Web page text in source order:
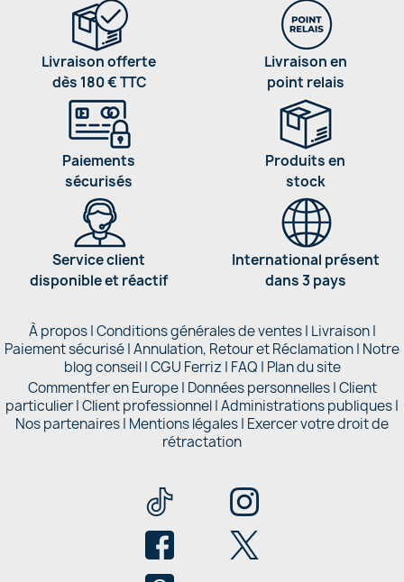
Livraison offerte
dès 180 € TTC
Livraison en
point relais
Paiements
sécurisés
Produits en
stock
Service client
disponible et réactif
International présent
dans 3 pays
À propos|Conditions générales de ventes| Livraison|
Paiement sécurisé|Annulation, Retour et Réclamation| Notre
blog conseil|CGU Ferriz | FAQ | Plan du site
Commentfer en Europe| Données personnelles|Client
particulier|Client professionnel|Administrations publiques|
Nos partenaires | Mentions légales| Exercer votre droit de
rétractation